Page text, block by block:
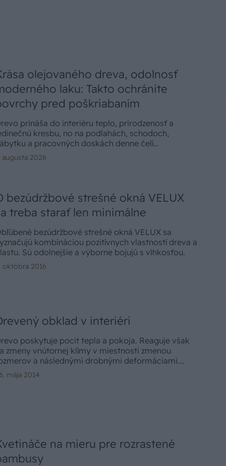
olejovaného dreva, odolnosť
laku: Takto ochránite
pred poškriabaním
prináša do interiéru teplo, prirodzenosť a
kresbu, no na podlahách, schodoch,
a pracovných doskách denne čelí
Vhodná povrchová úprava preto musí
chrániť jeho krásu pred škvrnami, oderom,
augusta 2026
bezúdržbové strešné okná VELUX
treba starať len minimálne
bezúdržbové strešné okná VELUX sa
kombináciou pozitívnych vlastností dreva a
Sú odolnejšie a výborne bojujú s vlhkosťou.
októbra 2016
obklad v interiéri
poskytuje pocit tepla a pokoja. Reaguje však
zmeny vnútornej klímy v miestnosti zmenou
a následnými drobnými deformáciami.
obkladaním stien si zvážme, aké obkladové
je najvhodnejšie do nášho interiéru.
mája 2014
na mieru pre rozrastené